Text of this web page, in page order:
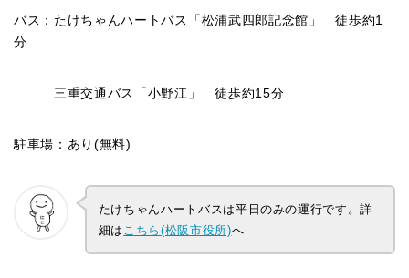
バス：たけちゃんハートバス「松浦武四郎記念館」 徒歩約1
分
三重交通バス「小野江」 徒歩約15分
駐車場：あり(無料)
たけちゃんハートバスは平日のみの運行です。詳
細は こちら(松阪市役所)へ